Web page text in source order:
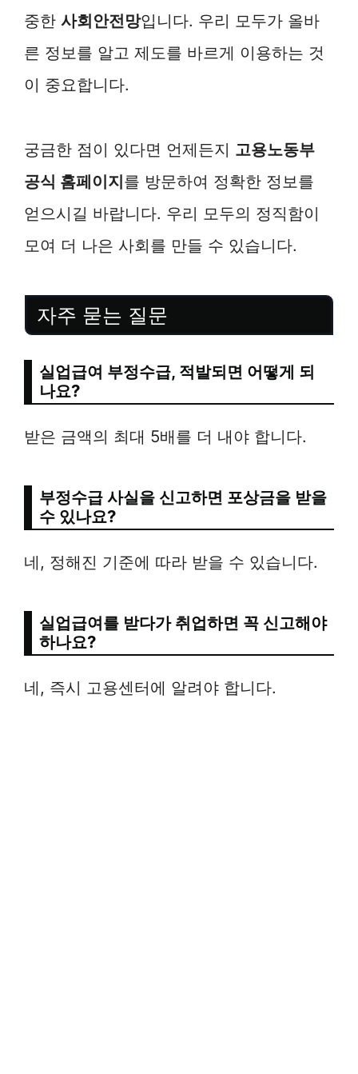
중한 사회안전망입니다. 우리 모두가 올바
른 정보를 알고 제도를 바르게 이용하는 것
이 중요합니다.
궁금한 점이 있다면 언제든지 고용노동부
공식 홈페이지를 방문하여 정확한 정보를
얻으시길 바랍니다. 우리 모두의 정직함이
모여 더 나은 사회를 만들 수 있습니다.
자주 묻는 질문
실업급여 부정수급, 적발되면 어떻게 되
나요?
받은 금액의 최대 5배를 더 내야 합니다.
부정수급 사실을 신고하면 포상금을 받을
수 있나요?
네, 정해진 기준에 따라 받을 수 있습니다.
실업급여를 받다가 취업하면 꼭 신고해야
하나요?
네, 즉시 고용센터에 알려야 합니다.